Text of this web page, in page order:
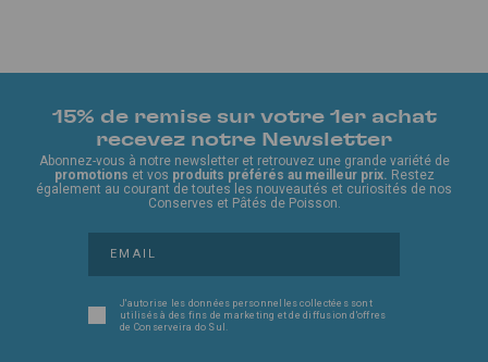
15% de remise sur votre 1er achat
recevez notre Newsletter
Abonnez-vous à notre newsletter et retrouvez une grande variété de
promotions et vos produits préférés au meilleur prix. Restez
également au courant de toutes les nouveautés et curiosités de nos
Conserves et Pâtés de Poisson.
J'autorise les données personnelles collectées sont
utilisés à des fins de marketing et de diffusion d'offres
de Conserveira do Sul.